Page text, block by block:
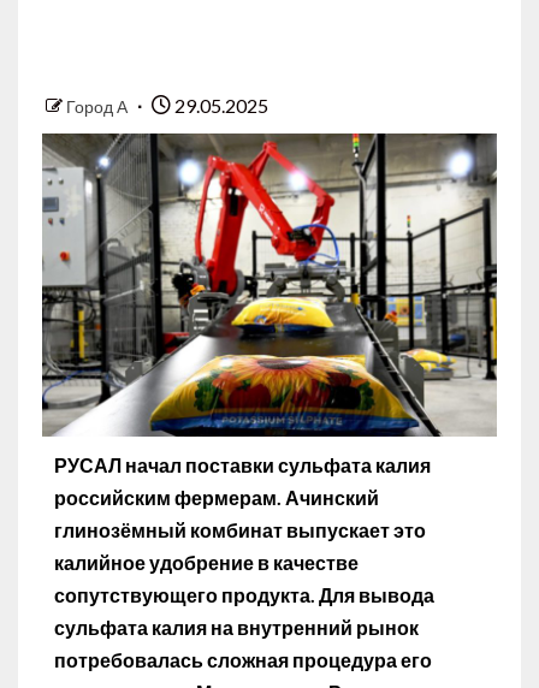
Город А 29.05.2025
РУСАЛ начал поставки сульфата калия
российским фермерам. Ачинский
глинозёмный комбинат выпускает это
калийное удобрение в качестве
сопутствующего продукта. Для вывода
сульфата калия на внутренний рынок
потребовалась сложная процедура его